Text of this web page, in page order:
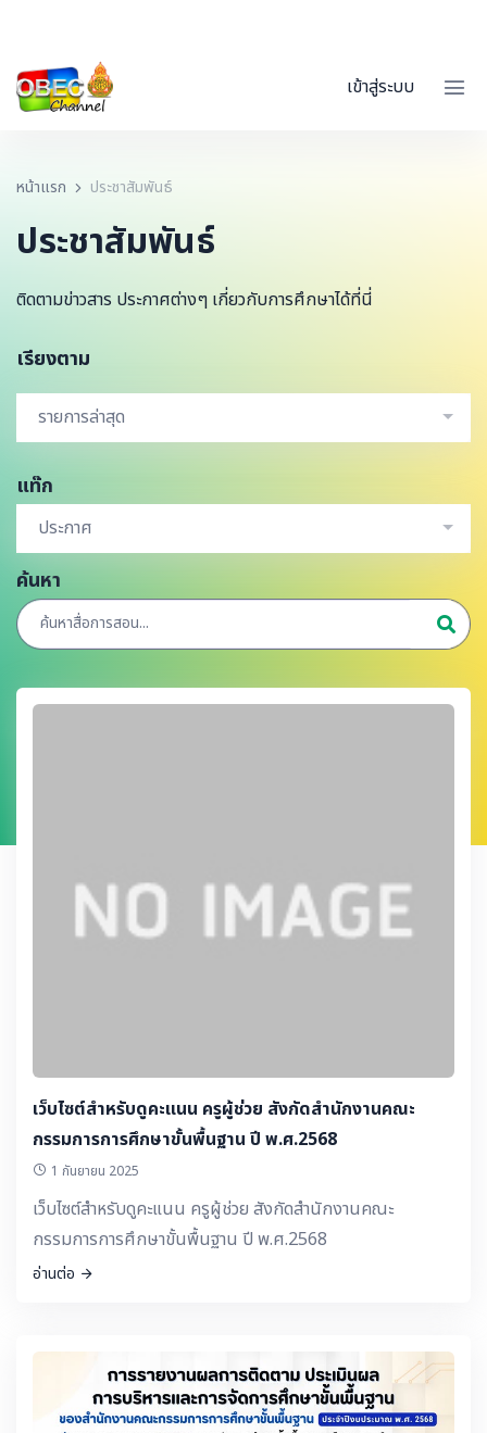
เข้าสู่ระบบ
หน้าแรก ประชาสัมพันธ์
ประชาสัมพันธ์
ติดตามข่าวสาร ประกาศต่างๆ เกี่ยวกับการศึกษาได้ที่นี่
เรียงตาม
รายการล่าสุด
แท๊ก
ประกาศ
ค้นหา
เว็บไซต์สำหรับดูคะแนน ครูผู้ช่วย สังกัดสำนักงานคณะ
กรรมการการศึกษาขั้นพื้นฐาน ปี พ.ศ.2568
1 กันยายน 2025
เว็บไซต์สำหรับดูคะแนน ครูผู้ช่วย สังกัดสำนักงานคณะ
กรรมการการศึกษาขั้นพื้นฐาน ปี พ.ศ.2568
อ่านต่อ